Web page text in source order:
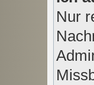
Nur